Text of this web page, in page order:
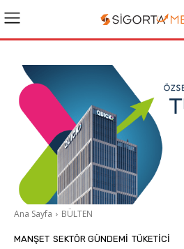
Ana Sayfa BÜLTEN
MANŞET SEKTÖR GÜNDEMİ TÜKETICI